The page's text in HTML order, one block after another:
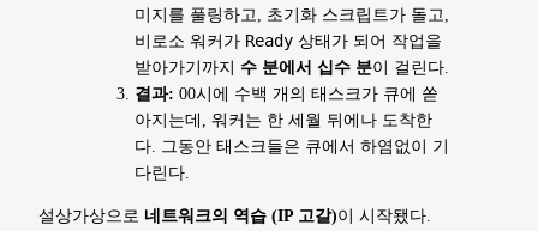
미지를 풀링하고, 초기화 스크립트가 돌고,
비로소 워커가 Ready 상태가 되어 작업을
받아가기까지 수 분에서 십수 분이 걸린다.
결과: 00시에 수백 개의 태스크가 큐에 쏟
아지는데, 워커는 한 세월 뒤에나 도착한
다. 그동안 태스크들은 큐에서 하염없이 기
다린다.
설상가상으로 네트워크의 역습 (IP 고갈)이 시작됐다.